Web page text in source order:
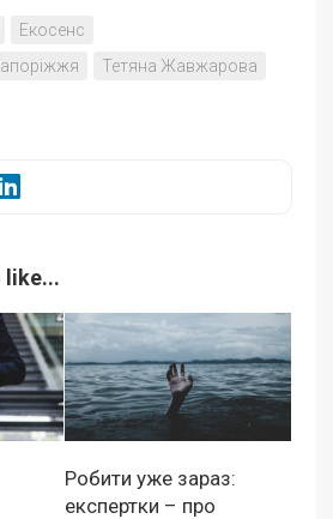
Екосенс
Тетяна Жавжарова
like...
Робити уже зараз:
експертки – про